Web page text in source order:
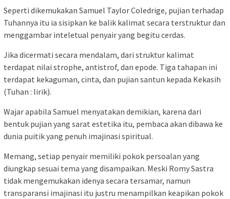
Seperti dikemukakan Samuel Taylor Coledrige, pujian terhadap
Tuhannya itu ia sisipkan ke balik kalimat secara terstruktur dan
menggambar inteletual penyair yang begitu cerdas.
Jika dicermati secara mendalam, dari struktur kalimat
terdapat nilai strophe, antistrof, dan epode. Tiga tahapan ini
terdapat kekaguman, cinta, dan pujian santun kepada Kekasih
(Tuhan : lirik).
Wajar apabila Samuel menyatakan demikian, karena dari
bentuk pujian yang sarat estetika itu, pembaca akan dibawa ke
dunia puitik yang penuh imajinasi spiritual.
Memang, setiap penyair memiliki pokok persoalan yang
diungkap sesuai tema yang disampaikan. Meski Romy Sastra
tidak mengemukakan idenya secara tersamar, namun
transparansi imajinasi itu justru menampilkan keapikan pokok